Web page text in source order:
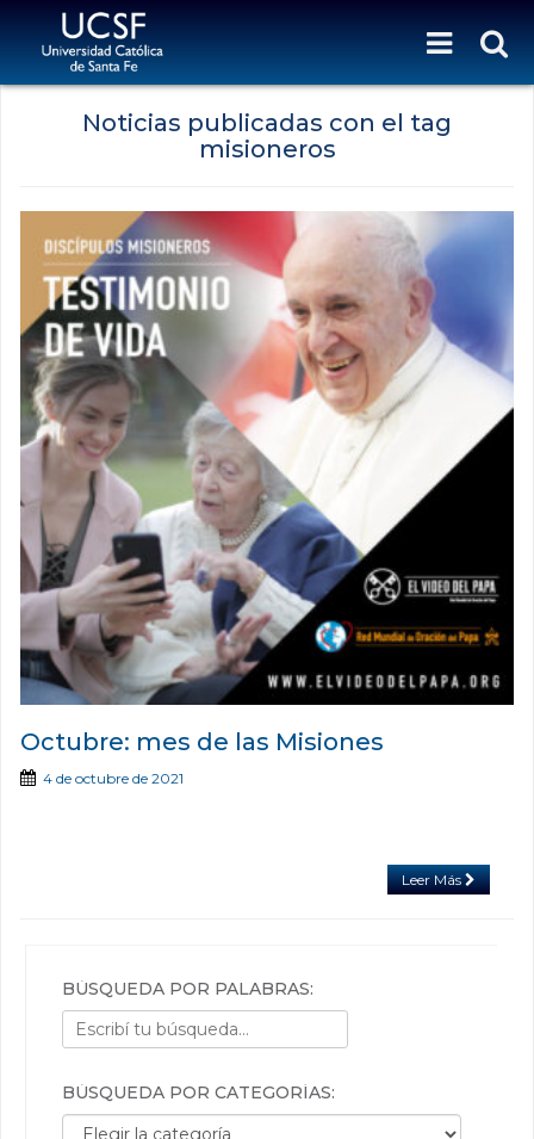
Noticias publicadas con el tag
misioneros
Octubre: mes de las Misiones
4 de octubre de 2021
Leer Más
BÚSQUEDA POR PALABRAS:
BÚSQUEDA POR CATEGORÍAS:
Búsqueda por categorías: